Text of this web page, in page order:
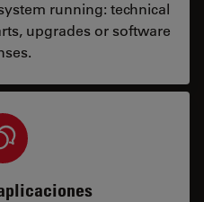
running: technical
upgrades or software